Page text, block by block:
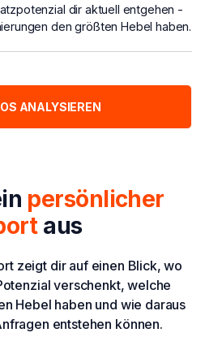
dir aktuell entgehen -
den größten Hebel haben.
ANALYSIEREN
persönlicher
aus
zeigt dir auf einen Blick, wo
verschenkt, welche
Hebel haben und wie daraus
entstehen können.